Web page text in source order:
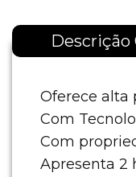
Descrição
Oferece alta
Com
Com
Apresenta 2